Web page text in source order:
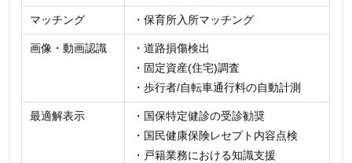
マッチング ・保育所入所マッチング
画像・動画認識
・道路損傷検出
・固定資産(住宅)調査
・歩行者/自転車通行料の自動計測
最適解表示
・国保特定健診の受診勧奨
・国民健康保険レセプト内容点検
・戸籍業務における知識支援